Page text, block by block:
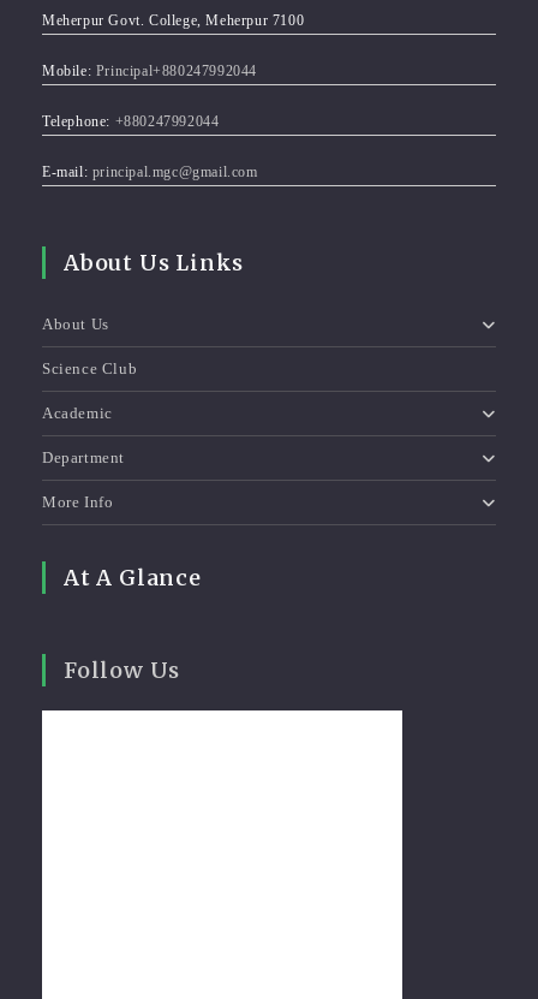
Meherpur Govt. College, Meherpur 7100
Mobile: Principal+880247992044
Telephone: +880247992044
E-mail: principal.mgc@gmail.com
About Us Links
About Us
Science Club
Academic
Department
More Info
At A Glance
Follow Us